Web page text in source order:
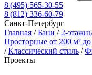
8 (495) 565-30-55
8 (812) 336-60-79
Санкт-Петербург
Главная /Бани / 2-
Просторные от 200 м²
/Классический стиль /
Проекты